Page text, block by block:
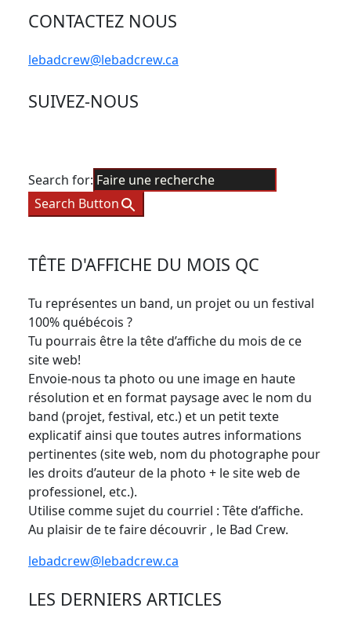
CONTACTEZ NOUS
lebadcrew@lebadcrew.ca
SUIVEZ-NOUS
Search for:
Search Button
TÊTE D'AFFICHE DU MOIS QC
Tu représentes un band, un projet ou un festival
100% québécois ?
Tu pourrais être la tête d’affiche du mois de ce
site web!
Envoie-nous ta photo ou une image en haute
résolution et en format paysage avec le nom du
band (projet, festival, etc.) et un petit texte
explicatif ainsi que toutes autres informations
pertinentes (site web, nom du photographe pour
les droits d’auteur de la photo + le site web de
professionel, etc.).
Utilise comme sujet du courriel : Tête d’affiche.
Au plaisir de te faire découvrir , le Bad Crew.
lebadcrew@lebadcrew.ca
LES DERNIERS ARTICLES